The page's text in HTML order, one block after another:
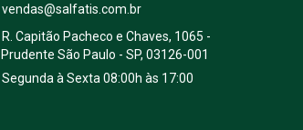
vendas@salfatis.com.br
R. Capitão Pacheco e Chaves, 1065 -
São Paulo - SP, 03126-001
Segunda à Sexta 08:00h às 17:00